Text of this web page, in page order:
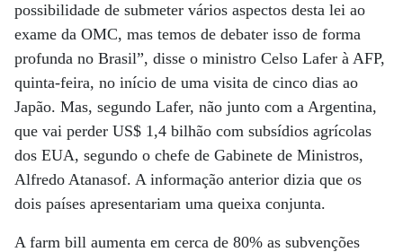
possibilidade de submeter vários aspectos desta lei ao
exame da OMC, mas temos de debater isso de forma
profunda no Brasil”, disse o ministro Celso Lafer à AFP,
quinta-feira, no início de uma visita de cinco dias ao
Japão. Mas, segundo Lafer, não junto com a Argentina,
que vai perder US$ 1,4 bilhão com subsídios agrícolas
dos EUA, segundo o chefe de Gabinete de Ministros,
Alfredo Atanasof. A informação anterior dizia que os
dois países apresentariam uma queixa conjunta.
A farm bill aumenta em cerca de 80% as subvenções